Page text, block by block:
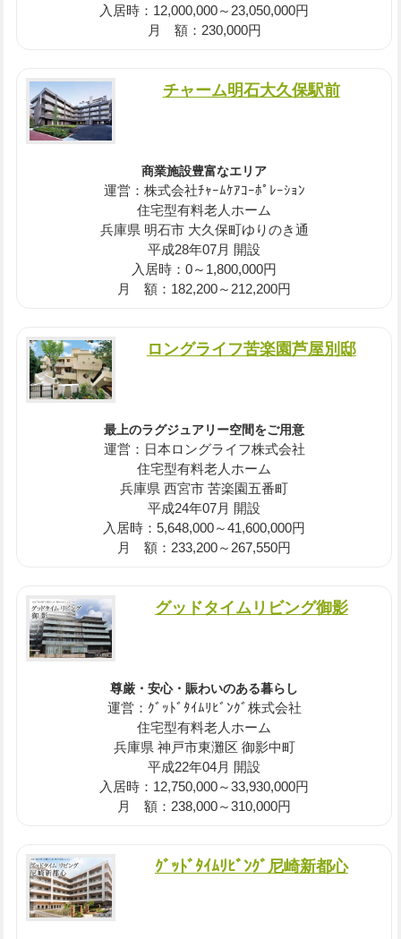
入居時：12,000,000～23,050,000円
月 額：230,000円
チャーム明石大久保駅前
商業施設豊富なエリア
運営：株式会社ﾁｬｰﾑｹｱｺｰﾎﾟﾚｰｼｮﾝ
住宅型有料老人ホーム
兵庫県 明石市 大久保町ゆりのき通
平成28年07月 開設
入居時：0～1,800,000円
月 額：182,200～212,200円
ロングライフ苦楽園芦屋別邸
最上のラグジュアリー空間をご用意
運営：日本ロングライフ株式会社
住宅型有料老人ホーム
兵庫県 西宮市 苦楽園五番町
平成24年07月 開設
入居時：5,648,000～41,600,000円
月 額：233,200～267,550円
グッドタイムリビング御影
尊厳・安心・賑わいのある暮らし
運営：ｸﾞｯﾄﾞﾀｲﾑﾘﾋﾞﾝｸﾞ株式会社
住宅型有料老人ホーム
兵庫県 神戸市東灘区 御影中町
平成22年04月 開設
入居時：12,750,000～33,930,000円
月 額：238,000～310,000円
ｸﾞｯﾄﾞﾀｲﾑﾘﾋﾞﾝｸﾞ尼崎新都心